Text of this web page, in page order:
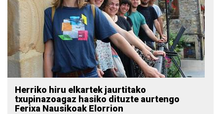
Herriko hiru elkartek jaurtitako
txupinazoagaz hasiko dituzte aurtengo
Ferixa Nausikoak Elorrion